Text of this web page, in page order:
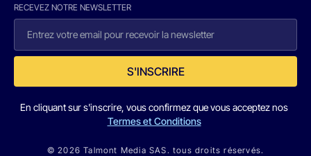
RECEVEZ NOTRE NEWSLETTER
S'INSCRIRE
En cliquant sur s'inscrire, vous confirmez que vous acceptez nos
Termes et Conditions
© 2026 Talmont Media SAS. tous droits réservés.